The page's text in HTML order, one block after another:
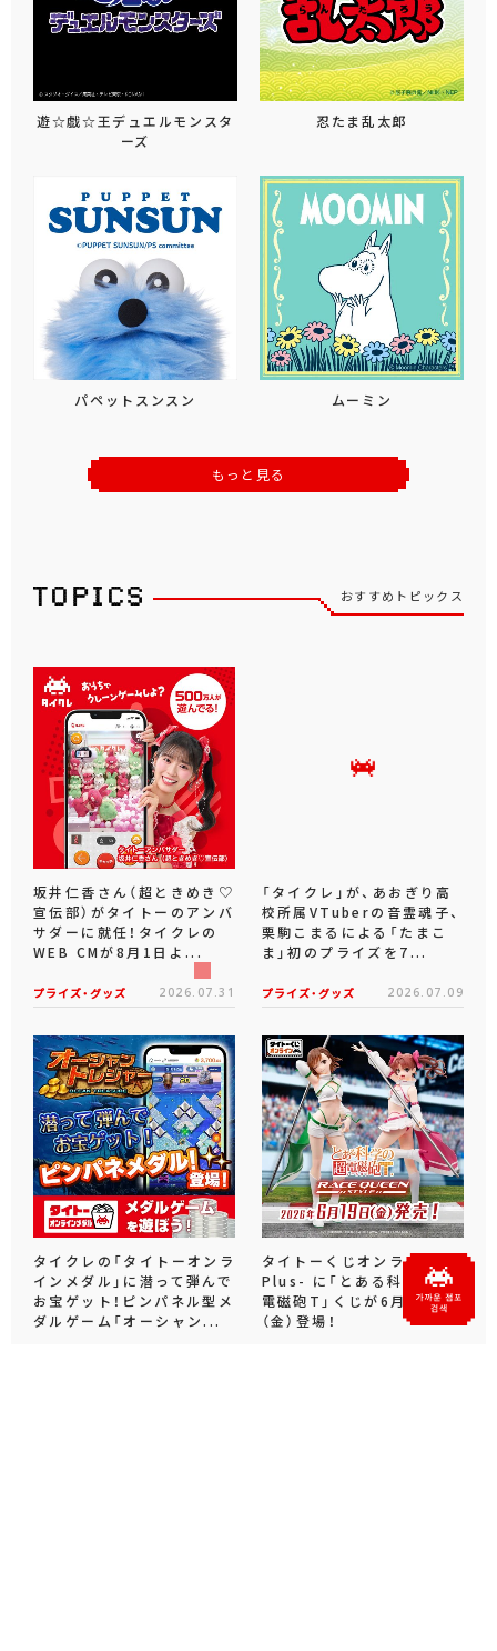
遊☆戯☆王デュエルモンスタ
ーズ
忍たま乱太郎
パペットスンスン ムーミン
もっと見る
おすすめトピックス
坂井仁香さん（超ときめき♡
宣伝部）がタイトーのアンバ
サダーに就任！タイクレの
WEB CMが8月1日よ...
プライズ・グッズ 2026.07.31
「タイクレ」が、あおぎり高
校所属VTuberの音霊魂子、
栗駒こまるによる「たまこ
ま」初のプライズを7...
プライズ・グッズ 2026.07.09
タイクレの「タイトーオンラ
インメダル」に潜って弾んで
お宝ゲット！ピンパネル型メ
ダルゲーム「オーシャン...
タイトーくじオンライン -
Plus- に「とある科学の超
電磁砲T」くじが6月19日
（金）登場！